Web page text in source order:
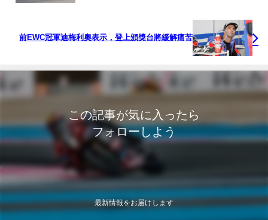
前EWC冠軍迪梅利奧表示，登上頒獎台將緩解痛苦
この記事が気に入ったら
フォローしよう
最新情報をお届けします